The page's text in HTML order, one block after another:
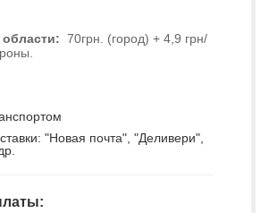
70грн. (город) + 4,9 грн/
"Новая почта", "Деливери",